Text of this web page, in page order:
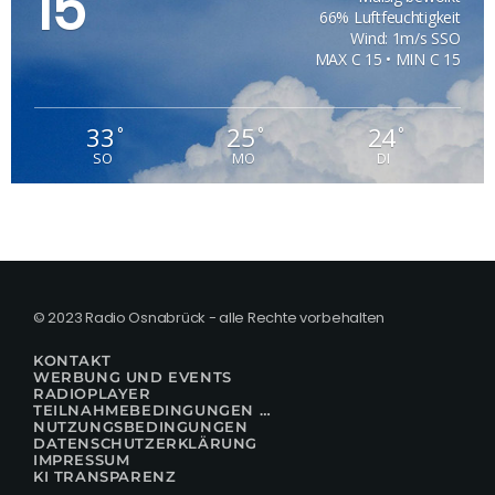
66% Luftfeuchtigkeit
Wind: 1m/s SSO
MAX C 15 • MIN C 15
33 °
SO
25°
MO
24°
DI
© 2023 Radio Osnabrück - alle Rechte vorbehalten
KONTAKT
WERBUNG UND EVENTS
RADIOPLAYER
TEILNAHMEBEDINGUNGEN FÜR GEWINNSPIELE
NUTZUNGSBEDINGUNGEN
DATENSCHUTZERKLÄRUNG
IMPRESSUM
KI TRANSPARENZ